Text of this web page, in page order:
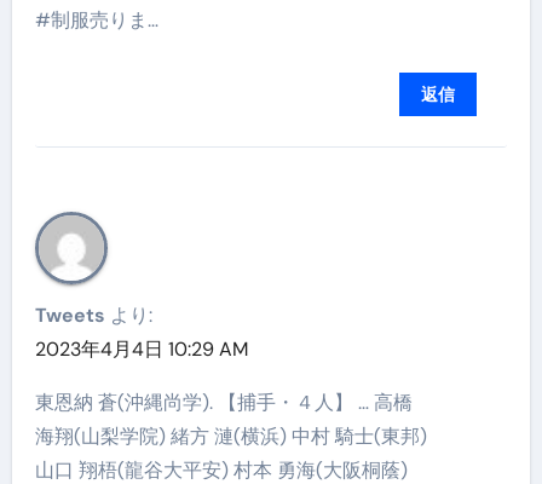
#制服売りま…
返信
Tweets より:
2023年4月4日 10:29 AM
東恩納 蒼(沖縄尚学). 【捕手・４人】 … 高橋
海翔(山梨学院) 緒方 漣(横浜) 中村 騎士(東邦)
山口 翔梧(龍谷大平安) 村本 勇海(大阪桐蔭)